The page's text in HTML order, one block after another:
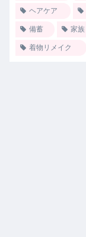
ヘアケア
備蓄 家族
着物リメイク